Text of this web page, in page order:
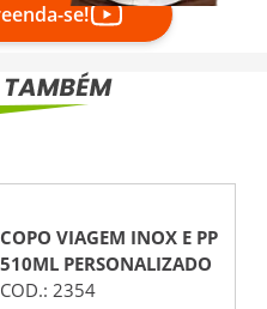
se!
COPO VIAGEM INOX E PP
510ML PERSONALIZADO
COD.: 2354